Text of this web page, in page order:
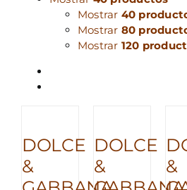
Mostrar 40
Mostrar 80
Mostrar 120
DOLCE
&
DOLCE
&
&